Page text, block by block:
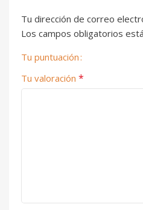
Tu dirección de correo
Los campos obligatorios
Tu puntuación
Tu valoración *